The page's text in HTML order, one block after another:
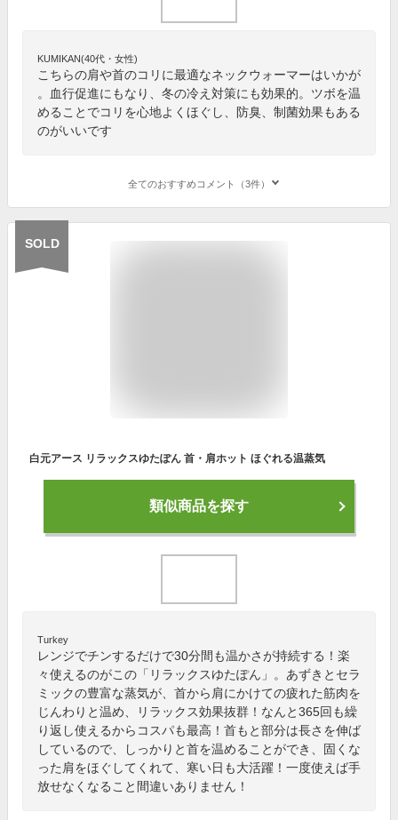
KUMIKAN(40代・女性)
こちらの肩や首のコリに最適なネックウォーマーはいかが
。血行促進にもなり、冬の冷え対策にも効果的。ツボを温
めることでコリを心地よくほぐし、防臭、制菌効果もある
のがいいです
全てのおすすめコメント（3件）
SOLD
白元アース リラックスゆたぽん 首・肩ホット ほぐれる温蒸気
類似商品を探す
Turkey
レンジでチンするだけで30分間も温かさが持続する！楽
々使えるのがこの「リラックスゆたぽん」。あずきとセラ
ミックの豊富な蒸気が、首から肩にかけての疲れた筋肉を
じんわりと温め、リラックス効果抜群！なんと365回も繰
り返し使えるからコスパも最高！首もと部分は長さを伸ば
しているので、しっかりと首を温めることができ、固くな
った肩をほぐしてくれて、寒い日も大活躍！一度使えば手
放せなくなること間違いありません！